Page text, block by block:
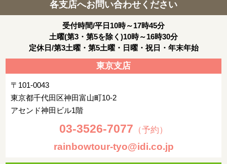
各支店へお問い合わせください
受付時間/平日10時～17時45分
土曜(第3・第5を除く)10時～16時30分
定休日/第3土曜・第5土曜・日曜・祝日・年末年始
東京支店
〒101-0043
東京都千代田区神田富山町10-2
アセンド神田ビル1階
03-3526-7077 （予約）
rainbowtour-tyo@idi.co.jp